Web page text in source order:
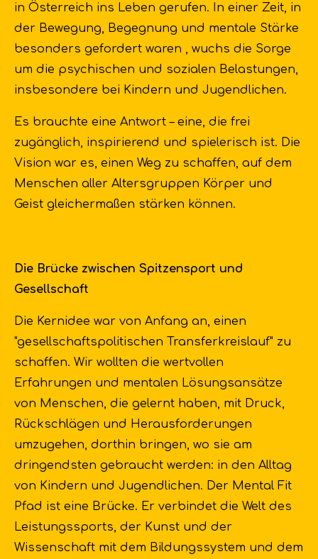
in Österreich ins Leben gerufen. In einer Zeit, in
der Bewegung, Begegnung und mentale Stärke
besonders gefordert waren , wuchs die Sorge
um die psychischen und sozialen Belastungen,
insbesondere bei Kindern und Jugendlichen.
Es brauchte eine Antwort – eine, die frei
zugänglich, inspirierend und spielerisch ist. Die
Vision war es, einen Weg zu schaffen, auf dem
Menschen aller Altersgruppen Körper und
Geist gleichermaßen stärken können.
Die Brücke zwischen Spitzensport und
Gesellschaft
Die Kernidee war von Anfang an, einen
"gesellschaftspolitischen Transferkreislauf" zu
schaffen. Wir wollten die wertvollen
Erfahrungen und mentalen Lösungsansätze
von Menschen, die gelernt haben, mit Druck,
Rückschlägen und Herausforderungen
umzugehen, dorthin bringen, wo sie am
dringendsten gebraucht werden: in den Alltag
von Kindern und Jugendlichen. Der Mental Fit
Pfad ist eine Brücke. Er verbindet die Welt des
Leistungssports, der Kunst und der
Wissenschaft mit dem Bildungssystem und dem